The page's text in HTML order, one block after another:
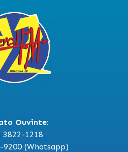
Ouvinte:
3822-1218
9200 (Whatsapp)